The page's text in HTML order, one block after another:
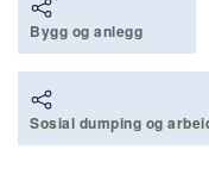
Bygg og anlegg
Sosial dumping og